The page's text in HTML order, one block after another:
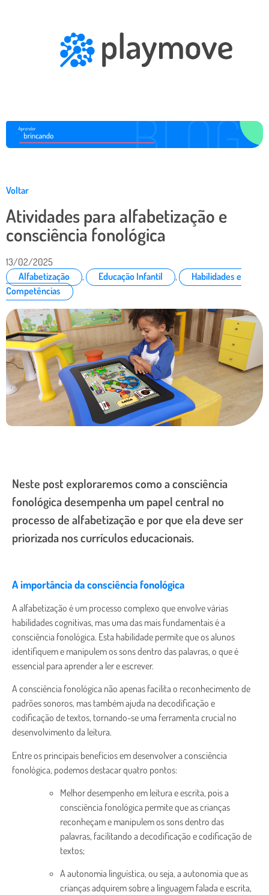
Voltar
Atividades para alfabetização e
consciência fonológica
13/02/2025
Alfabetização
, Educação Infantil ,
Habilidades e
Competências
Neste post exploraremos como a consciência
fonológica desempenha um papel central no
processo de alfabetização e por que ela deve ser
priorizada nos currículos educacionais.
A importância da consciência fonológica
A alfabetização é um processo complexo que envolve várias
habilidades cognitivas, mas uma das mais fundamentais é a
consciência fonológica. Esta habilidade permite que os alunos
identifiquem e manipulem os sons dentro das palavras, o que é
essencial para aprender a ler e escrever.
A consciência fonológica não apenas facilita o reconhecimento de
padrões sonoros, mas também ajuda na decodificação e
codificação de textos, tornando-se uma ferramenta crucial no
desenvolvimento da leitura.
Entre os principais benefícios em desenvolver a consciência
fonológica, podemos destacar quatro pontos:
Melhor desempenho em leitura e escrita, pois a
consciência fonológica permite que as crianças
reconheçam e manipulem os sons dentro das
palavras, facilitando a decodificação e codificação de
textos;
A autonomia linguística, ou seja, a autonomia que as
crianças adquirem sobre a linguagem falada e escrita,